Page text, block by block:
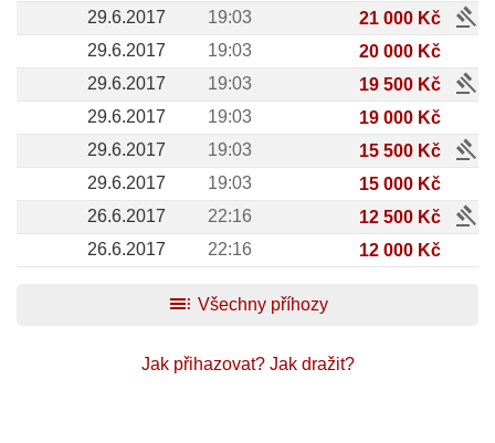
29.6.2017
19:03 21 000 Kč gavel
29.6.2017 19:03
20 000 Kč
29.6.2017
19:03 19 500 Kč gavel
29.6.2017 19:03
19 000 Kč
29.6.2017
19:03 15 500 Kč gavel
29.6.2017 19:03
15 000 Kč
26.6.2017
22:16 12 500 Kč gavel
26.6.2017 22:16 12 000 Kč
toc Všechny příhozy
Jak přihazovat? Jak dražit?